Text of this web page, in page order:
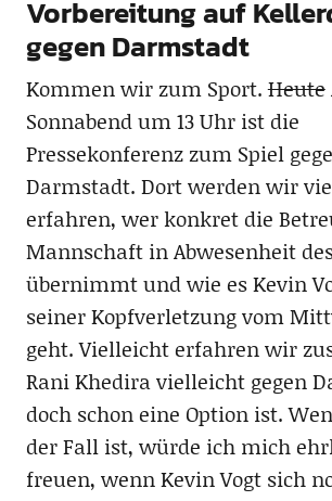
Vorbereitung auf
gegen Darmstadt
Kommen wir zum Sport.Heute
Sonnabend um 13 Uhr ist die
Pressekonferenz zum Spiel
Darmstadt. Dort werden wir
erfahren, wer konkret die
Mannschaft in Abwesenheit
übernimmt und wie es Kevin
seiner Kopfverletzung vom
geht. Vielleicht erfahren wir
Rani Khedira vielleicht gegen
doch schon eine Option ist.
der Fall ist, würde ich mich
freuen, wenn Kevin Vogt sich